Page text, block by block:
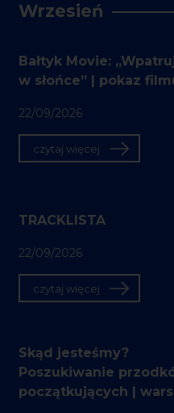
Wrzesień
Bałtyk Movie:
w słońce” | pokaz
22/09/2026
czytaj więcej
TRACKLISTA
22/09/2026
czytaj więcej
Skąd jesteśmy?
Poszukiwanie
początkujących |